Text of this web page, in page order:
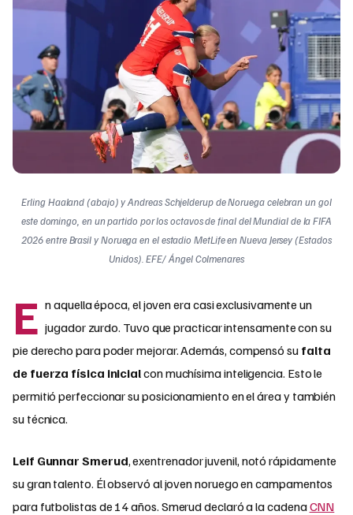
Erling Haaland (abajo) y Andreas Schjelderup de Noruega celebran un gol
este domingo, en un partido por los octavos de final del Mundial de la FIFA
2026 entre Brasil y Noruega en el estadio MetLife en Nueva Jersey (Estados
Unidos). EFE/ Ángel Colmenares
E n aquella época, el joven era casi exclusivamente un
jugador zurdo. Tuvo que practicar intensamente con su
pie derecho para poder mejorar. Además, compensó su falta
de fuerza física inicialcon muchísima inteligencia. Esto le
permitió perfeccionar su posicionamiento en el área y también
su técnica.
Leif Gunnar Smerud, exentrenador juvenil, notó rápidamente
su gran talento. Él observó al joven noruego en campamentos
para futbolistas de 14 años. Smerud declaró a la cadenaCNN